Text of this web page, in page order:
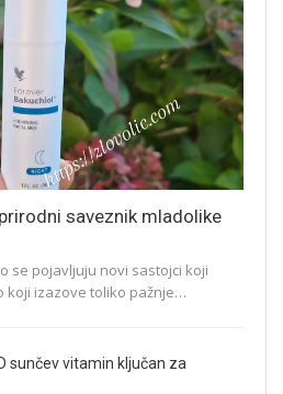
saveznik mladolike
se pojavljuju novi sastojci koji
koji izazove toliko pažnje…
sunčev vitamin ključan za